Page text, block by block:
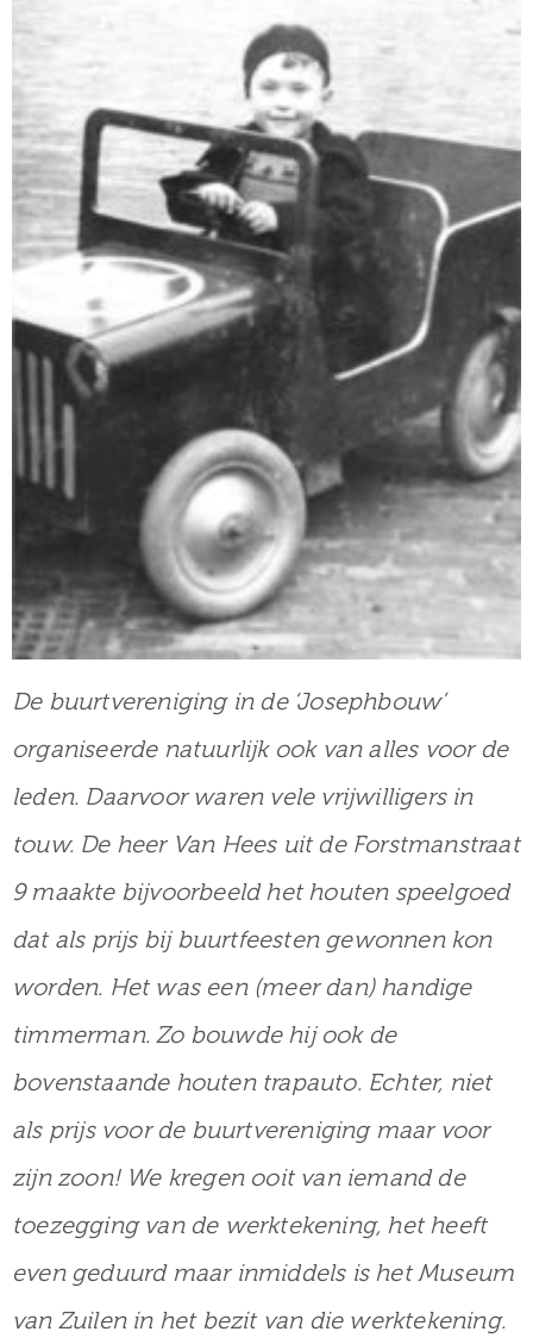
De buurtvereniging in de ‘Josephbouw’
organiseerde natuurlijk ook van alles voor de
leden. Daarvoor waren vele vrijwilligers in
touw. De heer Van Hees uit de Forstmanstraat
9 maakte bijvoorbeeld het houten speelgoed
dat als prijs bij buurtfeesten gewonnen kon
worden. Het was een (meer dan) handige
timmerman. Zo bouwde hij ook de
bovenstaande houten trapauto. Echter, niet
als prijs voor de buurtvereniging maar voor
zijn zoon! We kregen ooit van iemand de
toezegging van de werktekening, het heeft
even geduurd maar inmiddels is het Museum
van Zuilen in het bezit van die werktekening.